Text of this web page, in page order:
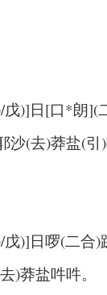
)]日[口*朗](
沙(去)莽盐(引
)]日啰(二合)
)莽盐吽吽。